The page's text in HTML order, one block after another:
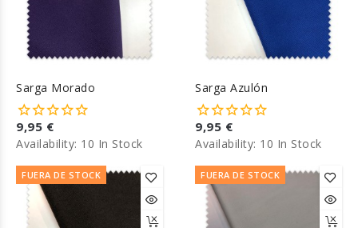
Sarga Morado
9,95 €
Availability: 10 In Stock
Sarga Azulón
9,95 €
Availability: 10 In Stock
FUERA DE STOCK FUERA DE STOCK